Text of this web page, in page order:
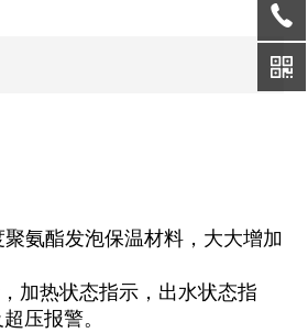
聚氨酯发泡保温材料，大大增加
加热状态指示，出水状态指
压报警。